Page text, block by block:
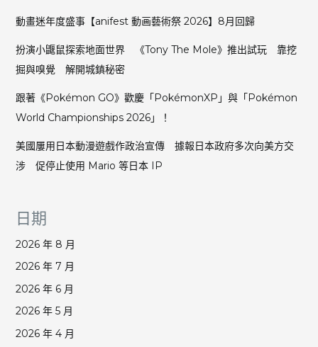
動畫迷年度盛事【anifest 動画藝術祭 2026】8月回歸
扮演小鼴鼠探索地面世界 《Tony The Mole》推出試玩 靠挖
掘與嗅覺 解開城鎮秘密
跟著《Pokémon GO》歡慶「PokémonXP」與「Pokémon
World Championships 2026」！
美國屢用日本動漫遊戲作政治宣傳 據報日本政府多次向美方交
涉 促停止使用 Mario 等日本 IP
日期
2026 年 8 月
2026 年 7 月
2026 年 6 月
2026 年 5 月
2026 年 4 月